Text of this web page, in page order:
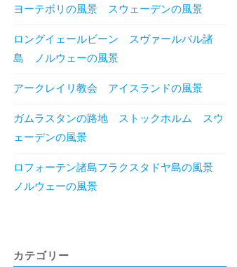
ヨーテボリの風景 スウェーデンの風景
ロングイェールビーン スヴァールバル諸
島 ノルウェーの風景
アークレイリ教会 アイスランドの風景
ガムラスタンの路地 ストックホルム スウ
ェーデンの風景
ロフォーテン諸島フラクスタドヤ島の風景
ノルウェーの風景
カテゴリー